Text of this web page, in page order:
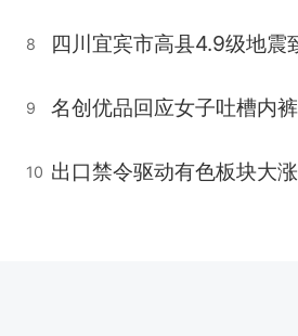
8
9
10 出口禁令驱动有色板块大涨